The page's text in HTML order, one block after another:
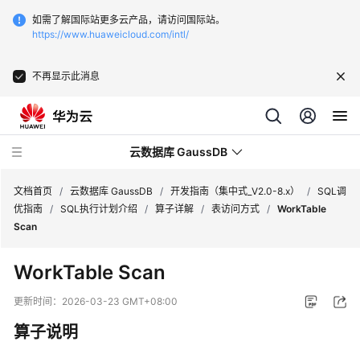
如需了解国际站更多云产品，请访问国际站。
https://www.huaweicloud.com/intl/
不再显示此消息
云数据库 GaussDB
动
态
服
文档首页 / 云数据库 GaussDB / 开发指南（集中式_V2.0-8.x） / SQL调
优指南 / SQL执行计划介绍 / 算子详解 / 表访问方式 / WorkTable
Scan
WorkTable Scan
更新时间： 2026-03-23 GMT+08:00
算子说明